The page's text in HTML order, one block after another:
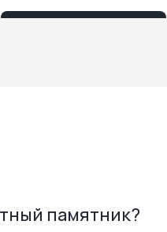
памятник?